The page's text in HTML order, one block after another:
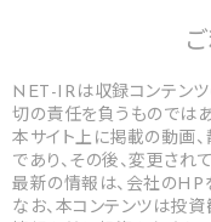
NET-IRは収録コンテンツ
切の責任を負うものではあ
本サイト上に掲載の動画
であり、その後、変更され
最新の情報は、会社のHP
なお、本コンテンツは投